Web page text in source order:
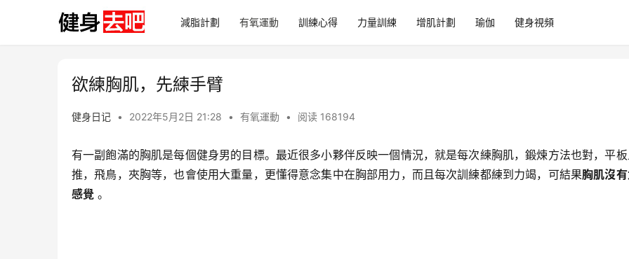
減脂計劃 有氧運動 訓練心得 力量訓練 增肌計劃 瑜伽 健身視頻
欲練胸肌，先練手臂
健身日记 • 2022年5月2日 21:28 • 有氧運動 • 阅读 168194
有一副飽滿的胸肌是每個健身男的目標。最近很多小夥伴反映一個情況，就是每次練胸肌，鍛煉方法也對，平
推，飛鳥，夾胸等，也會使用大重量，更懂得意念集中在胸部用力，而且每次訓練都練到力竭，可結果胸肌沒
感覺 。